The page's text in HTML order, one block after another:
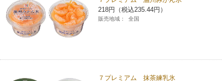
218円（税込235.44円）
販売地域： 全国
７プレミアム 抹茶練乳氷